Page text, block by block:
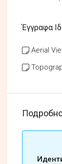
Έγγραφα
Aerial